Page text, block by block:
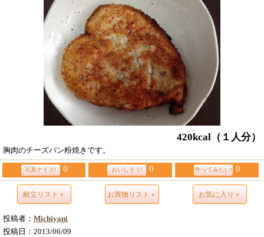
420kcal （１人分）
胸肉のチーズパン粉焼きです。
写真ナイス! 0 おいしそう! 0 作ってみたい! 0
献立リスト＋ お買物リスト＋ お気に入り＋
投稿者： Michiyani
投稿日： 2013/06/09